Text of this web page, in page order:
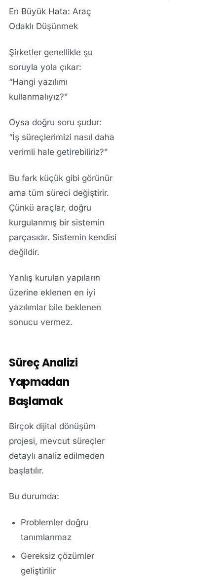
En Büyük Hata: Araç
Odaklı Düşünmek
Şirketler genellikle şu
soruyla yola çıkar:
“Hangi yazılımı
kullanmalıyız?”
Oysa doğru soru şudur:
“İş süreçlerimizi nasıl daha
verimli hale getirebiliriz?”
Bu fark küçük gibi görünür
ama tüm süreci değiştirir.
Çünkü araçlar, doğru
kurgulanmış bir sistemin
parçasıdır. Sistemin kendisi
değildir.
Yanlış kurulan yapıların
üzerine eklenen en iyi
yazılımlar bile beklenen
sonucu vermez.
Süreç Analizi
Yapmadan
Başlamak
Birçok dijital dönüşüm
projesi, mevcut süreçler
detaylı analiz edilmeden
başlatılır.
Bu durumda:
Problemler doğru
tanımlanmaz
Gereksiz çözümler
geliştirilir